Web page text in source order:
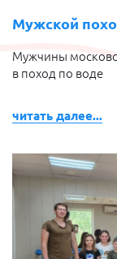
Мужской
Мужчины
в поход по воде
читать далее...